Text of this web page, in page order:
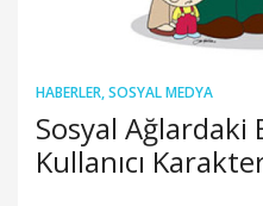
HABERLER,SOSYAL MEDYA
Sosyal Ağlardaki
Kullanıcı